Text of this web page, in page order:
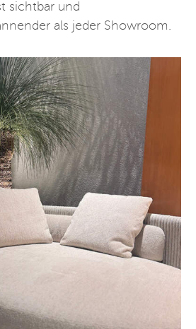
sichtbar und
als jeder Showroom.